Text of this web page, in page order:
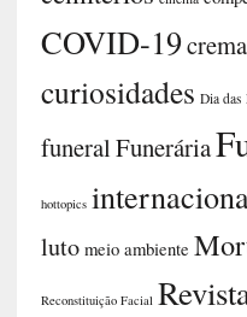
COVID-19
curiosidades Dia das
funeralFunerária
hottopics
luto meio ambiente
Reconstituição Facial